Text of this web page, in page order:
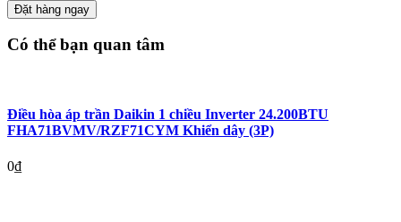
Đặt hàng ngay
Có thể bạn quan tâm
Điều hòa áp trần Daikin 1 chiều Inverter 24.200BTU
FHA71BVMV/RZF71CYM Khiển dây (3P)
0₫